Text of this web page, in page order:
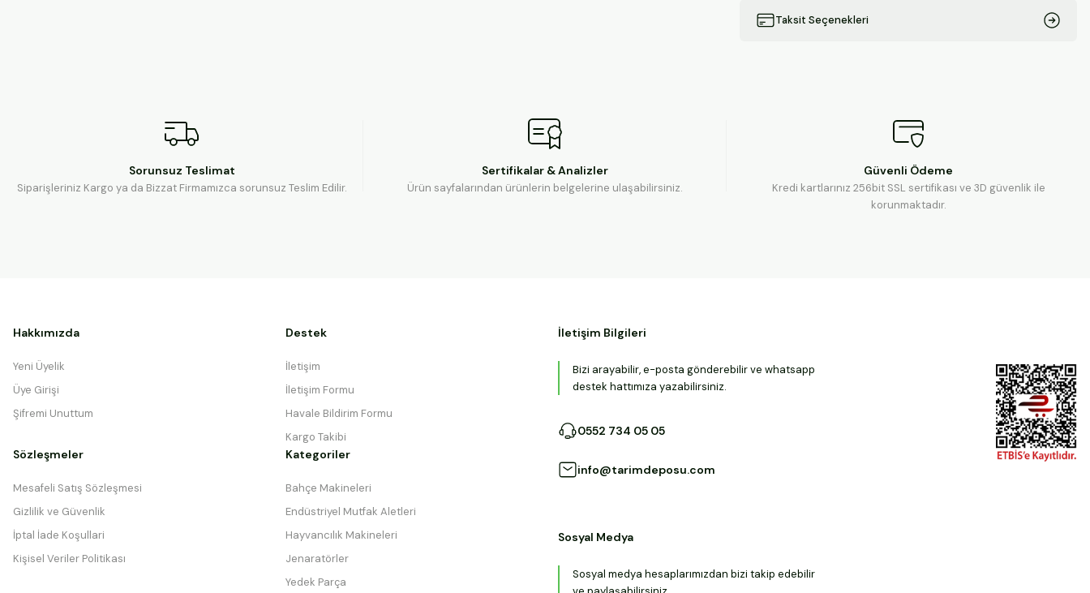
Taksit Seçenekleri
Sorunsuz Teslimat
Siparişleriniz Kargo ya da Bizzat Firmamızca sorunsuz Teslim Edilir.
Sertifikalar & Analizler
Ürün sayfalarından ürünlerin belgelerine ulaşabilirsiniz.
Güvenli Ödeme
Kredi kartlarınız 256bit SSL sertifikası ve 3D güvenlik ile
korunmaktadır.
Hakkımızda
Yeni Üyelik
Üye Girişi
Şifremi Unuttum
Destek
İletişim
İletişim Formu
Havale Bildirim Formu
Kargo Takibi
Sözleşmeler
Mesafeli Satış Sözleşmesi
Gizlilik ve Güvenlik
İptal İade Koşullari
Kişisel Veriler Politikası
Kategoriler
Bahçe Makineleri
Endüstriyel Mutfak Aletleri
Hayvancılık Makineleri
Jenaratörler
Yedek Parça
İletişim Bilgileri
Bizi arayabilir, e-posta gönderebilir ve whatsapp
destek hattımıza yazabilirsiniz.
0552 734 05 05
info@tarimdeposu.com
Sosyal Medya
Sosyal medya hesaplarımızdan bizi takip edebilir